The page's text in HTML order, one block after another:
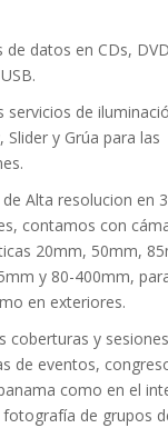
de datos en CDs,
servicios de
Slider y Grúa para las
Alta resolucion en
contamos con
20mm, 50mm,
y 80-400mm,
en exteriores.
coberturas y sesiones
de eventos,
como en el
de grupos